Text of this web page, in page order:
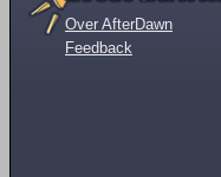
Over AfterDawn
Feedback